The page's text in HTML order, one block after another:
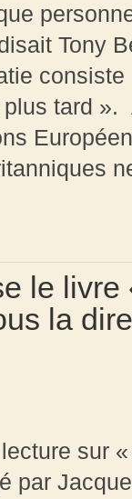
Tony
tard ».
le livre
la
sur
par